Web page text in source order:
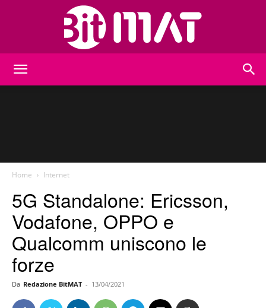
Home Internet
5G Standalone: Ericsson,
Vodafone, OPPO e
Qualcomm uniscono le
forze
Da Redazione BitMAT - 13/04/2021